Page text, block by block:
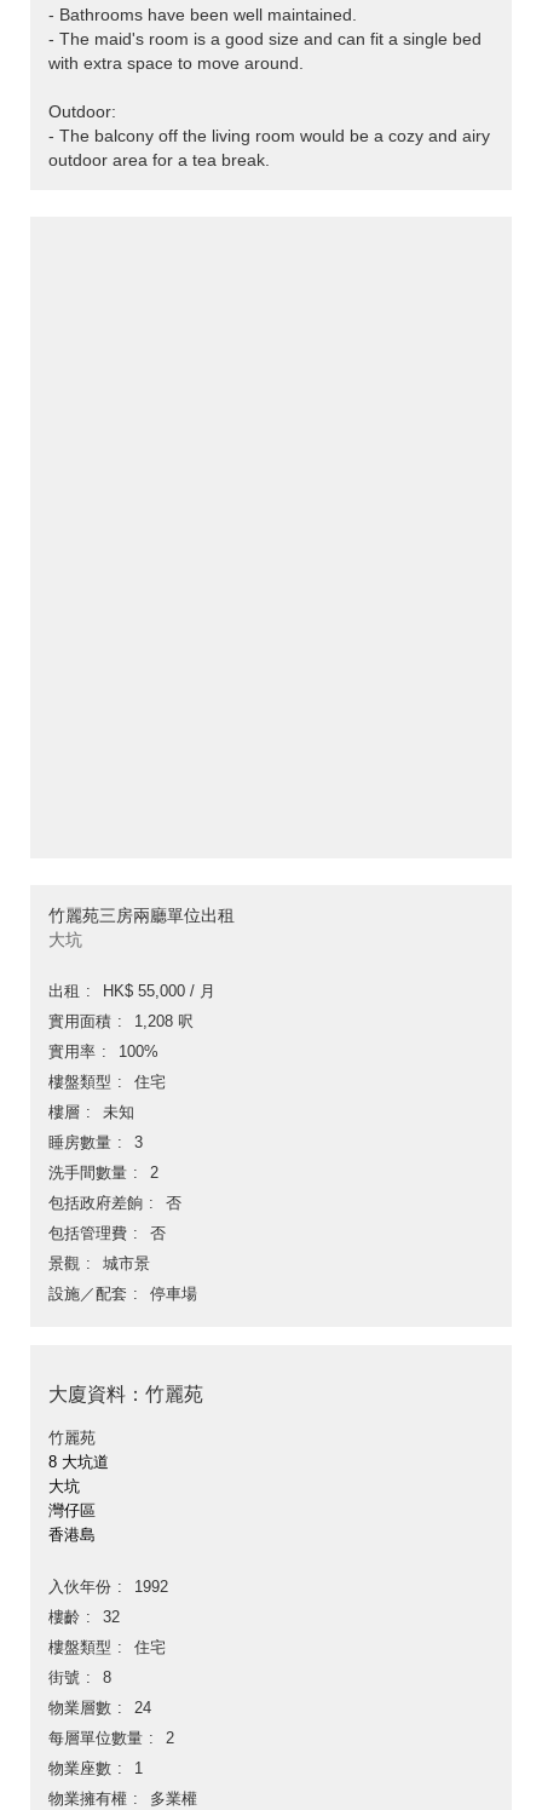
- Bathrooms have been well maintained.
- The maid's room is a good size and can fit a single bed
with extra space to move around.
Outdoor:
- The balcony off the living room would be a cozy and airy
outdoor area for a tea break.
竹麗苑三房兩廳單位出租
大坑
出租
HK$ 55,000 / 月
實用面積
1,208 呎
實用率
100%
樓盤類型
住宅
樓層
未知
睡房數量
3
洗手間數量
2
包括政府差餉
否
包括管理費
否
景觀
城市景
設施／配套
停車場
大廈資料：竹麗苑
竹麗苑
8 大坑道
大坑
灣仔區
香港島
入伙年份
1992
樓齡
32
樓盤類型
住宅
街號
8
物業層數
24
每層單位數量
2
物業座數
1
物業擁有權
多業權